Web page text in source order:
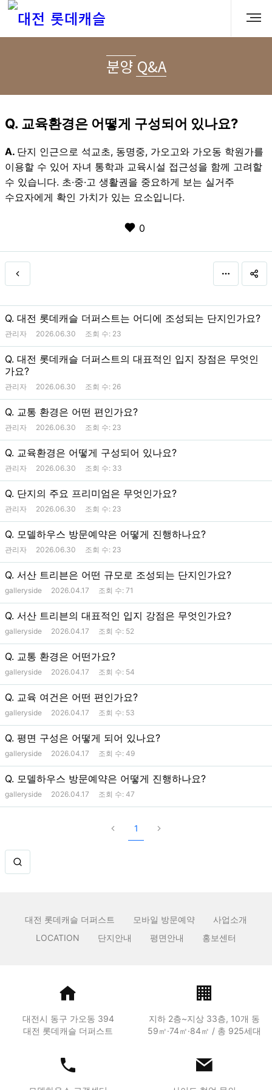
분양 Q&A
Q. 교육환경은 어떻게 구성되어 있나요?
A. 단지 인근으로 석교초, 동명중, 가오고와 가오동 학원가를
이용할 수 있어 자녀 통학과 교육시설 접근성을 함께 고려할
수 있습니다. 초·중·고 생활권을 중요하게 보는 실거주
수요자에게 확인 가치가 있는 요소입니다.
0
Q. 대전 롯데캐슬 더퍼스트는 어디에 조성되는 단지인가요?
관리자 2026.06.30 조회 수: 23
Q. 대전 롯데캐슬 더퍼스트의 대표적인 입지 장점은 무엇인
가요?
관리자 2026.06.30 조회 수: 26
Q. 교통 환경은 어떤 편인가요?
관리자 2026.06.30 조회 수: 23
Q. 교육환경은 어떻게 구성되어 있나요?
관리자 2026.06.30 조회 수: 33
Q. 단지의 주요 프리미엄은 무엇인가요?
관리자 2026.06.30 조회 수: 23
Q. 모델하우스 방문예약은 어떻게 진행하나요?
관리자 2026.06.30 조회 수: 23
Q. 서산 트리븐은 어떤 규모로 조성되는 단지인가요?
galleryside 2026.04.17 조회 수: 71
Q. 서산 트리븐의 대표적인 입지 강점은 무엇인가요?
galleryside 2026.04.17 조회 수: 52
Q. 교통 환경은 어떤가요?
galleryside 2026.04.17 조회 수: 54
Q. 교육 여건은 어떤 편인가요?
galleryside 2026.04.17 조회 수: 53
Q. 평면 구성은 어떻게 되어 있나요?
galleryside 2026.04.17 조회 수: 49
Q. 모델하우스 방문예약은 어떻게 진행하나요?
galleryside 2026.04.17 조회 수: 47
1
대전 롯데캐슬 더퍼스트 모바일 방문예약
사업소개
LOCATION
단지안내 평면안내 홍보센터
대전시 동구 가오동 394
대전 롯데캐슬 더퍼스트
지하 2층~지상 33층, 10개 동
59㎡·74㎡·84㎡ / 총 925세대